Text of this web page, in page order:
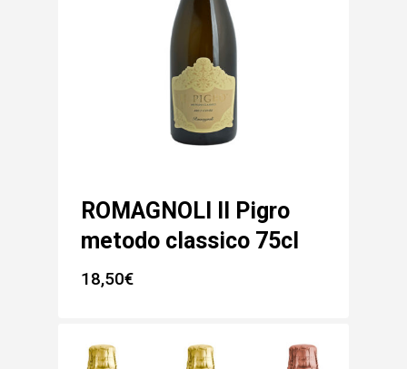
ROMAGNOLI Il Pigro
metodo classico 75cl
18,50€